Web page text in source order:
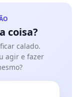
coisa?
calado.
agir e fazer